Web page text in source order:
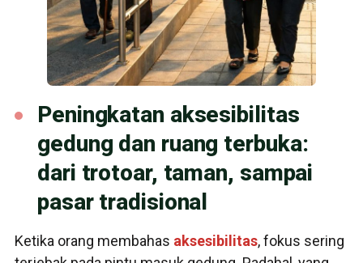
Peningkatan aksesibilitas
gedung dan ruang terbuka:
dari trotoar, taman, sampai
pasar tradisional
Ketika orang membahas aksesibilitas, fokus sering